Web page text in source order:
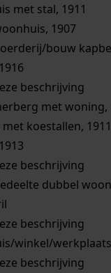
met stal, 1911
1907
bouw
beschrijving
met woning,
koestallen, 1911
beschrijving
dubbel
beschrijving
winkel/
beschrijving